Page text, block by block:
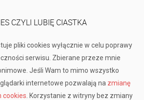
CZYLI LUBIĘ CIASTKA
pliki cookies wyłącznie w celu poprawy
serwisu. Zbierane przeze mnie
Jeśli Wam to mimo wszystko
internetowe pozwalają na zmianę
cookies . Korzystanie z witryny bez zmiany